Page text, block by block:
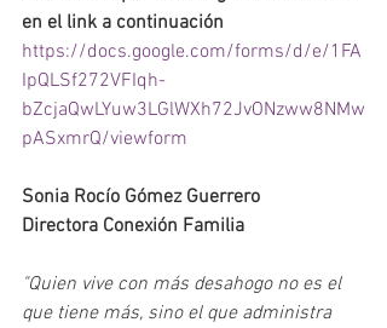
en el link a continuación
https://docs.google.com/forms/d/e/1FA
IpQLSf272VFIqh-
bZcjaQwLYuw3LGlWXh72JvONzww8NMw
pASxmrQ/viewform
Sonia Rocío Gómez Guerrero
Directora Conexión Familia
"Quien vive con más desahogo no es el
que tiene más, sino el que administra